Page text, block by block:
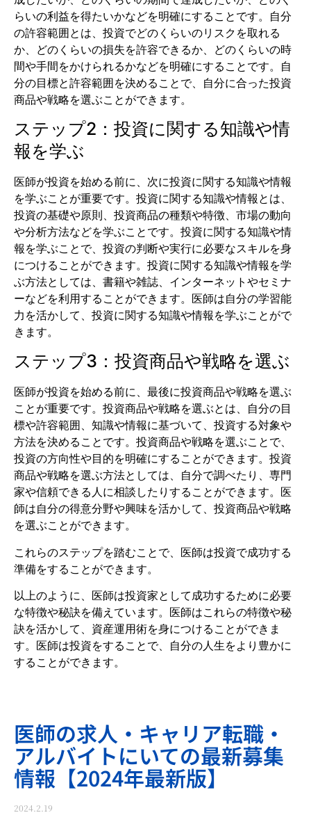
らいの利益を得たいかなどを明確にすることです。自分
の許容範囲とは、投資でどのくらいのリスクを取れる
か、どのくらいの損失を許容できるか、どのくらいの時
間や手間をかけられるかなどを明確にすることです。自
分の目標と許容範囲を決めることで、自分に合った投資
商品や戦略を選ぶことができます。
ステップ2：投資に関する知識や情
報を学ぶ
医師が投資を始める前に、次に投資に関する知識や情報
を学ぶことが重要です。投資に関する知識や情報とは、
投資の基礎や原則、投資商品の種類や特徴、市場の動向
や分析方法などを学ぶことです。投資に関する知識や情
報を学ぶことで、投資の判断や実行に必要なスキルを身
につけることができます。投資に関する知識や情報を学
ぶ方法としては、書籍や雑誌、インターネットやセミナ
ーなどを利用することができます。医師は自分の学習能
力を活かして、投資に関する知識や情報を学ぶことがで
きます。
ステップ3：投資商品や戦略を選ぶ
医師が投資を始める前に、最後に投資商品や戦略を選ぶ
ことが重要です。投資商品や戦略を選ぶとは、自分の目
標や許容範囲、知識や情報に基づいて、投資する対象や
方法を決めることです。投資商品や戦略を選ぶことで、
投資の方向性や目的を明確にすることができます。投資
商品や戦略を選ぶ方法としては、自分で調べたり、専門
家や信頼できる人に相談したりすることができます。医
師は自分の得意分野や興味を活かして、投資商品や戦略
を選ぶことができます。
これらのステップを踏むことで、医師は投資で成功する
準備をすることができます。
以上のように、医師は投資家として成功するために必要
な特徴や秘訣を備えています。医師はこれらの特徴や秘
訣を活かして、資産運用術を身につけることができま
す。医師は投資をすることで、自分の人生をより豊かに
することができます。
医師の求人・キャリア転職・
アルバイトにいての最新募集
情報【2024年最新版】
2024.2.19